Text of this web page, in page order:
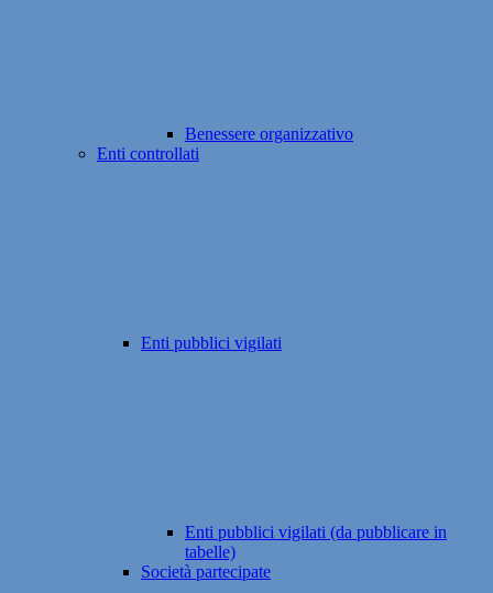
Benessere organizzativo
Enti controllati
Enti pubblici vigilati
Enti pubblici vigilati (da pubblicare in
tabelle)
Società partecipate